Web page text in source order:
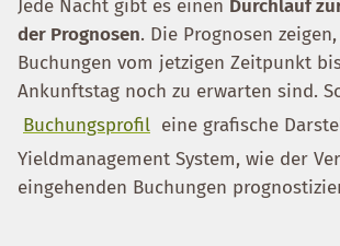
Jede Nacht gibt es einen Durchlauf
der Prognosen. Die Prognosen
Buchungen vom jetzigen Zeitpunkt
Ankunftstag noch zu erwarten sind.
Buchungsprofil eine grafische
Yieldmanagement System, wie der
eingehenden Buchungen